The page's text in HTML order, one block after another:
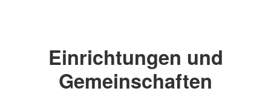
Einrichtungen und
Gemeinschaften